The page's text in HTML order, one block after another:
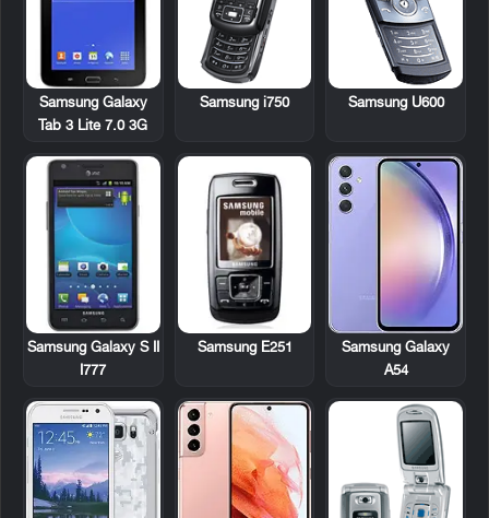
Samsung U600
Samsung i750
Samsung Galaxy
Tab 3 Lite 7.0 3G
Samsung Galaxy
A54
Samsung E251
Samsung Galaxy S II
I777